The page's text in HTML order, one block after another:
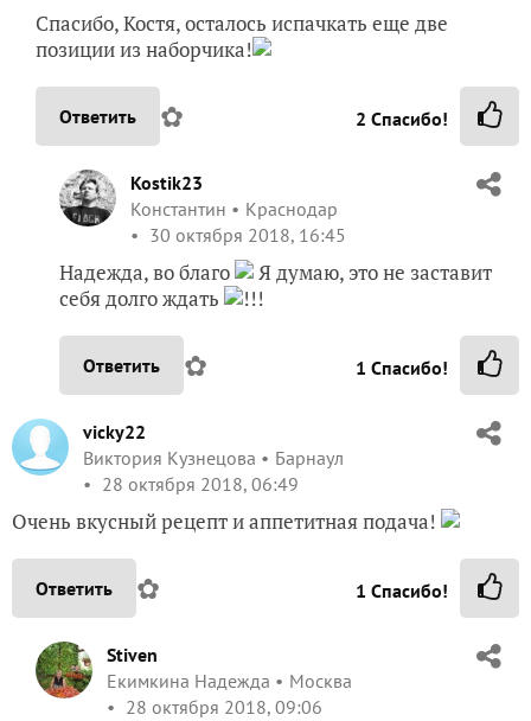
Спасибо, Костя, осталось испачкать еще две
позиции из наборчика!
Ответить ✿ 2 Спасибо!
Kostik23
Константин
Краснодар
30 октября 2018, 16:45
Надежда, во благо
Я думаю, это не заставит
себя долго ждать
!!!
Ответить ✿ 1 Спасибо!
vicky22
Виктория Кузнецова
Барнаул
28 октября 2018, 06:49
Очень вкусный рецепт и аппетитная подача!
Ответить ✿ 1 Спасибо!
Stiven
Екимкина Надежда
Москва
28 октября 2018, 09:06